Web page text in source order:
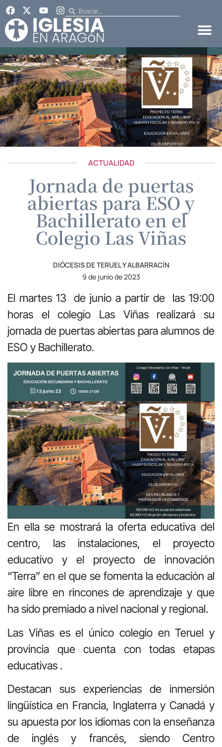
ACTUALIDAD
Jornada de puertas
abiertas para ESO y
Bachillerato en el
Colegio Las Viñas
DIÓCESIS DE TERUEL Y ALBARRACÍN
9 de junio de 2023
El martes 13 de junio a partir de las 19:00
horas el colegio Las Viñas realizará su
jornada de puertas abiertas para alumnos de
ESO y Bachillerato.
En ella se mostrará la oferta educativa del
centro, las instalaciones, el proyecto
educativo y el proyecto de innovación
“Terra” en el que se fomenta la educación al
aire libre en rincones de aprendizaje y que
ha sido premiado a nivel nacional y regional.
Las Viñas es el único colegio en Teruel y
provincia que cuenta con todas etapas
educativas .
Destacan sus experiencias de inmersión
lingüística en Francia, Inglaterra y Canadá y
su apuesta por los idiomas con la enseñanza
de inglés y francés, siendo Centro